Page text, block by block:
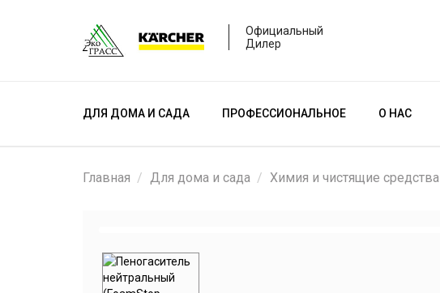
Официальный
Дилер
ДЛЯ ДОМА И САДА ПРОФЕССИОНАЛЬНОЕ О НАС
Главная Для дома и сада Химия и чистящие средства